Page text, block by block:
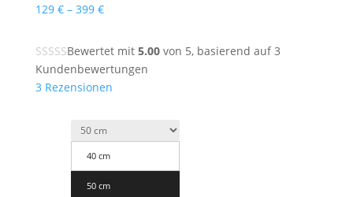
129 € – 399 €Preisspanne:
bis
399 €
Bewertet mit 5.00von 5, basierend auf3
Kundenbewertungen
3Rezensionen
40 cm
50 cm